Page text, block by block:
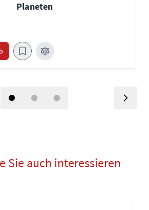
Planeten
Sie auch interessieren